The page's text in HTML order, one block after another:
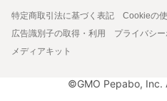
特定商取引法に基づく表記
Cookieの
広告識別子の取得・利用
プライバシ
メディアキット
©GMO Pepabo, Inc.